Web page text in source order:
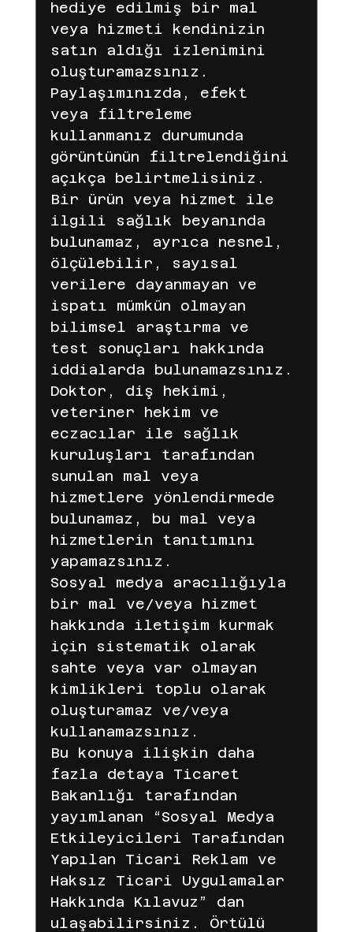
hediye edilmiş bir mal
veya hizmeti kendinizin
satın aldığı izlenimini
oluşturamazsınız.
Paylaşımınızda, efekt
veya filtreleme
kullanmanız durumunda
görüntünün filtrelendiğini
açıkça belirtmelisiniz.
Bir ürün veya hizmet ile
ilgili sağlık beyanında
bulunamaz, ayrıca nesnel,
ölçülebilir, sayısal
verilere dayanmayan ve
ispatı mümkün olmayan
bilimsel araştırma ve
test sonuçları hakkında
iddialarda bulunamazsınız.
Doktor, diş hekimi,
veteriner hekim ve
eczacılar ile sağlık
kuruluşları tarafından
sunulan mal veya
hizmetlere yönlendirmede
bulunamaz, bu mal veya
hizmetlerin tanıtımını
yapamazsınız.
Sosyal medya aracılığıyla
bir mal ve/veya hizmet
hakkında iletişim kurmak
için sistematik olarak
sahte veya var olmayan
kimlikleri toplu olarak
oluşturamaz ve/veya
kullanamazsınız.
Bu konuya ilişkin daha
fazla detaya Ticaret
Bakanlığı tarafından
yayımlanan “Sosyal Medya
Etkileyicileri Tarafından
Yapılan Ticari Reklam ve
Haksız Ticari Uygulamalar
Hakkında Kılavuz” dan
ulaşabilirsiniz. Örtülü